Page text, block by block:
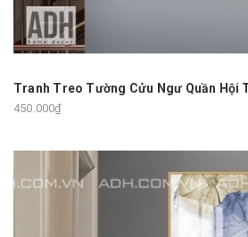
Tranh Treo Tường Cửu Ngư Quần Hội
450.000₫